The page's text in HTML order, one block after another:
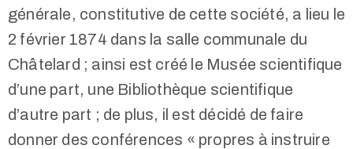
générale, constitutive de cette société, a lieu le
2 février 1874 dans la salle communale du
Châtelard ; ainsi est créé le Musée scientifique
d’une part, une Bibliothèque scientifique
d’autre part ; de plus, il est décidé de faire
donner des conférences « propres à instruire